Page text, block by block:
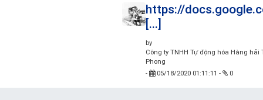
https://
[...]
by
Công ty TNHH Tự động hóa Hàng hải
Phong
-
05/18/2020 01:11:11 - 0